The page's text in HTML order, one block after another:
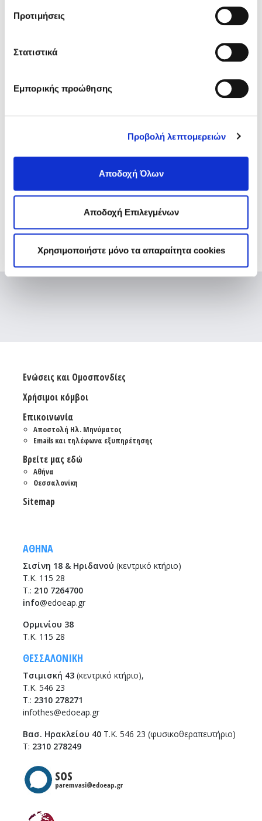
. Όπως και
στην “Προβολή λεπτομερειών”.
Προτιμήσεις
Στατιστικά
Εμπορικής προώθησης
Προβολή λεπτομερειών
Αποδοχή Όλων
Αποδοχή Επιλεγμένων
Χρησιμοποιήστε μόνο τα απαραίτητα cookies
9. Πού μπορώ να εκτελέσω τη συνταγή
διάστημα;
10. Το φαρμακείο που επισκέφθηκα
11. Χρειάζομαι περαιτέρω
πληροφορίες. Πώς μπορώ να
επικοινωνήσω με τον Οργανισμό;
Ενώσεις και Ομοσπονδίες
Χρήσιμοι κόμβοι
Επικοινωνία
Αποστολή Ηλ. Μηνύματος
Emails και τηλέφωνα εξυπηρέτησης
Βρείτε μας εδώ
Αθήνα
Θεσσαλονίκη
Sitemap
ΑΘΗΝΑ
Σισίνη 18 & Ηριδανού (κεντρικό κτήριο)
Τ.Κ. 115 28
T.: 210 7264700
info@edoeap.gr
Ορμινίου 38
Τ.Κ. 115 28
ΘΕΣΣΑΛΟΝΙΚΗ
Τσιμισκή 43 (κεντρικό κτήριο),
Τ.Κ. 546 23
T.: 2310 278271
infothes@edoeap.gr
Βασ. Ηρακλείου 40 Τ.Κ. 546 23 (φυσικοθεραπευτήριο)
Τ: 2310 278249